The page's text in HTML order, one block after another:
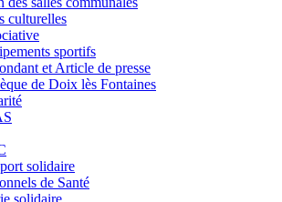
culturelles
sportifs
et Article de presse
de Doix lès Fontaines
solidaire
de Santé
solidaire